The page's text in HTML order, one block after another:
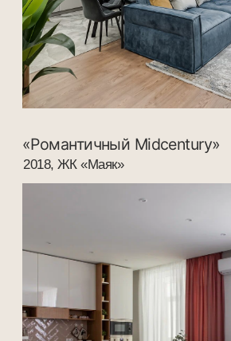
Получите бесплатную
консультацию
Заполните простую форму и мы
свяжемся с вами в ближайшее время,
чтобы помочь в выборе подходящих
решений для вашего интерьера.